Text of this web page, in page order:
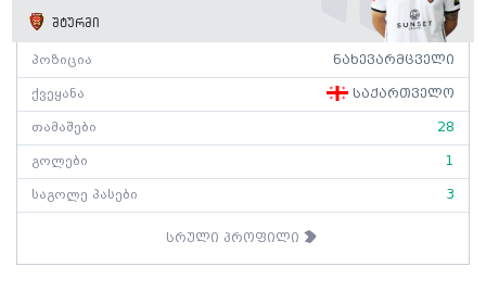
შტურმი
პოზიცია ნახევარმცველი
ქვეყანა საქართველო
თამაშები 28
გოლები 1
საგოლე პასები 3
სრული პროფილი